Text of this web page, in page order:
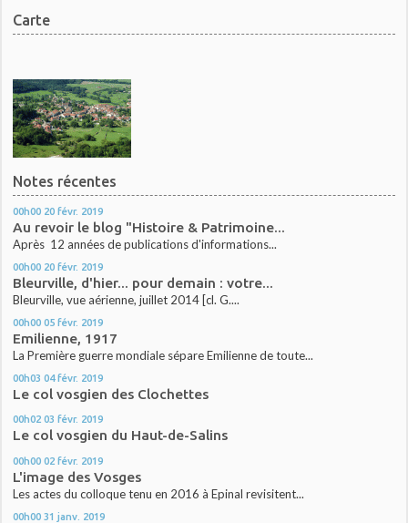
Carte
Notes récentes
00h00 20 févr. 2019
Au revoir le blog "Histoire & Patrimoine...
Après 12 années de publications d'informations...
00h00 20 févr. 2019
Bleurville, d'hier... pour demain : votre...
Bleurville, vue aérienne, juillet 2014 [cl. G....
00h00 05 févr. 2019
Emilienne, 1917
La Première guerre mondiale sépare Emilienne de toute...
00h03 04 févr. 2019
Le col vosgien des Clochettes
00h02 03 févr. 2019
Le col vosgien du Haut-de-Salins
00h00 02 févr. 2019
L'image des Vosges
Les actes du colloque tenu en 2016 à Epinal revisitent...
00h00 31 janv. 2019